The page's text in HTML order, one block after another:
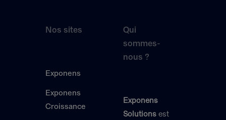
Nos sites
Exponens
Exponens
Croissance
Qui
sommes-
nous ?
Exponens
Solutions est